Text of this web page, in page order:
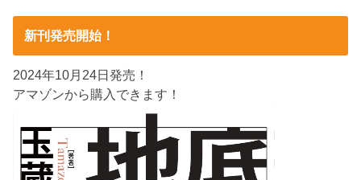
新刊発売開始！
2024年10月24日発売！
アマゾンから購入できます！